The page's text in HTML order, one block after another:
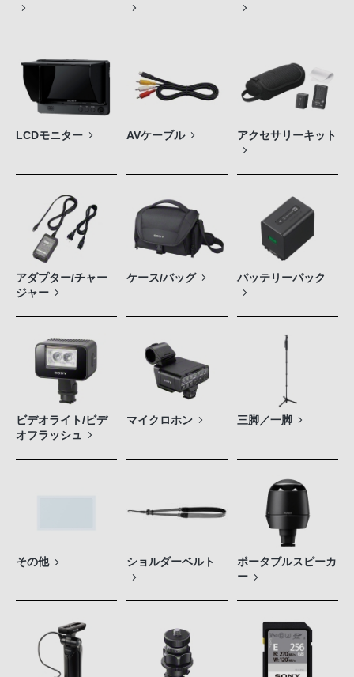
LCDモニター AVケーブル アクセサリーキット
アダプター/チャー
ジャー
ケース/バッグ バッテリーパック
ビデオライト/ビデ
オフラッシュ
マイクロホン 三脚／一脚
その他 ショルダーベルト
ポータブルスピーカ
ー